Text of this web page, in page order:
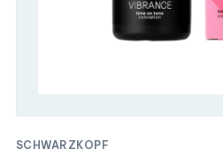
SCHWARZKOPF